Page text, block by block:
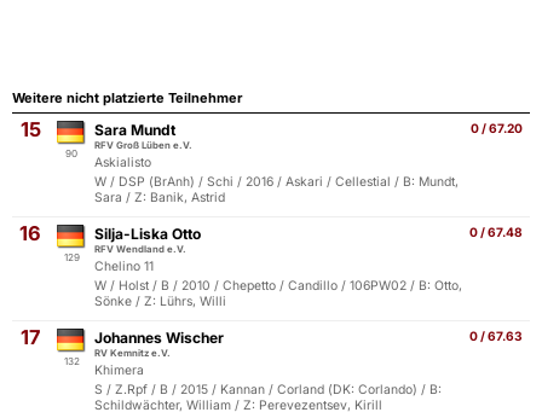
Weitere nicht platzierte Teilnehmer
15
90
0 / 67.20
Sara Mundt
RFV Groß Lüben e.V.
Askialisto
W / DSP (BrAnh) / Schi / 2016 / Askari / Cellestial / B: Mundt,
Sara / Z: Banik, Astrid
16
129
0 / 67.48
Silja-Liska Otto
RFV Wendland e.V.
Chelino 11
W / Holst / B / 2010 / Chepetto / Candillo / 106PW02 / B: Otto,
Sönke / Z: Lührs, Willi
17
132
0 / 67.63
Johannes Wischer
RV Kemnitz e.V.
Khimera
S / Z.Rpf / B / 2015 / Kannan / Corland (DK: Corlando) / B:
Schildwächter, William / Z: Perevezentsev, Kirill